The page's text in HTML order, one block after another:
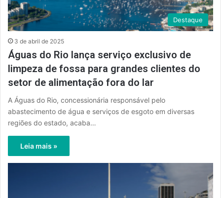
Destaque
3 de abril de 2025
Águas do Rio lança serviço exclusivo de
limpeza de fossa para grandes clientes do
setor de alimentação fora do lar
A Águas do Rio, concessionária responsável pelo
abastecimento de água e serviços de esgoto em diversas
regiões do estado, acaba…
Leia mais »